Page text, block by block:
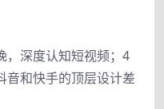
，深度认知短视频；4
音和快手的顶层设计差